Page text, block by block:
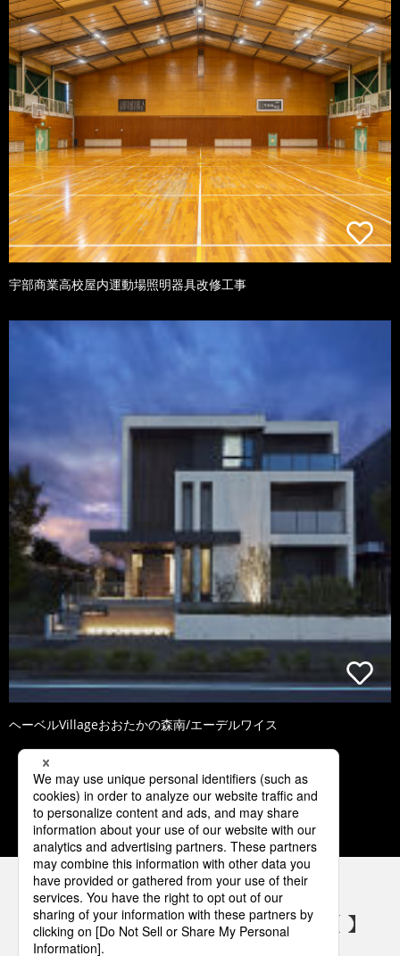
宇部商業高校屋内運動場照明器具改修工事
ヘーベルVillageおおたかの森南/エーデルワイス
1 2 3 4 5
パナソニックの電気設備 SNSアカウント